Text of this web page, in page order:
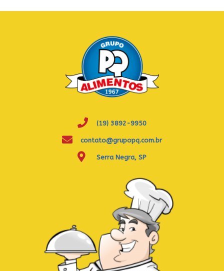
(19) 3892-9950
contato@grupopq.com.br
Serra Negra, SP